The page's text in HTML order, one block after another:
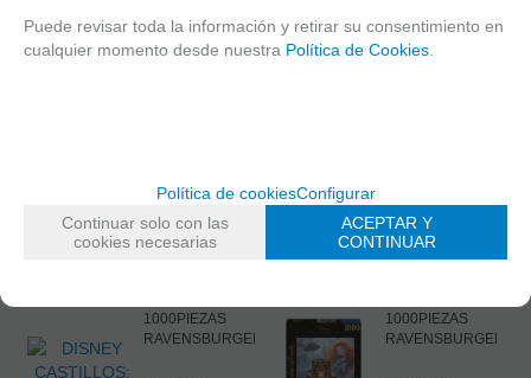
11%
30,71
17,50 €
21.00%IVA
DISNEY
CASTILLOS:
CENICIENTA
1000PIEZAS
RAVENSBURGER
DISNEY
CASTILLOS:
MERIDA
1000PIEZAS
RAVENSBURGER
Puede revisar toda la información y retirar su consentimiento en
cualquier momento desde nuestra Política de Cookies
Política de cookiesConfigurar
Continuar solo con las
cookies necesarias
ACEPTAR Y
CONTINUAR